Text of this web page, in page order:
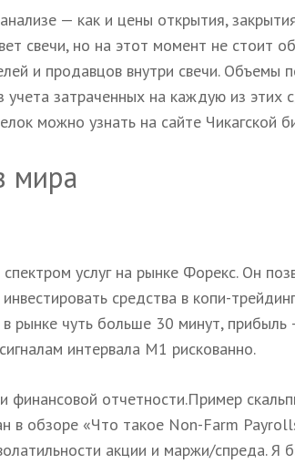
— как и цены открытия,
свечи, но на этот момент не стоит
и продавцов внутри свечи. Объемы
затраченных на каждую из этих
можно узнать на сайте Чикагской
мира
услуг на рынке Форекс. Он
средства в копи-
рынке чуть больше 30 минут, прибыль
интервала М1 рискованно.
финансовой отчетности.Пример
в обзоре «Что такое Non-Farm
акции и маржи/спреда. Я